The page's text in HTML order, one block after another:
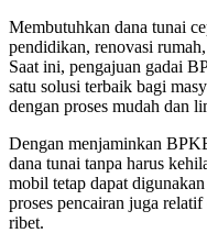
Membutuhkan dana tunai
pendidikan, renovasi
Saat ini, pengajuan gadai
satu solusi terbaik bagi
dengan proses mudah dan
Dengan menjaminkan
dana tunai tanpa harus
mobil tetap dapat
proses pencairan juga
ribet.